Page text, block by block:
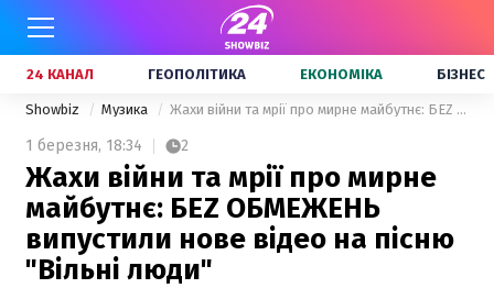
24 КАНАЛ ГЕОПОЛІТИКА ЕКОНОМІКА БІЗНЕС
Showbiz Музика Жахи війни та мрії про мирне майбутнє: БЕZ ОБМЕЖЕНЬ випустили нове відео на пісню "Вільні люди"
1 березня, 18:34 2
Жахи війни та мрії про мирне
майбутнє: БЕZ ОБМЕЖЕНЬ
випустили нове відео на пісню
"Вільні люди"